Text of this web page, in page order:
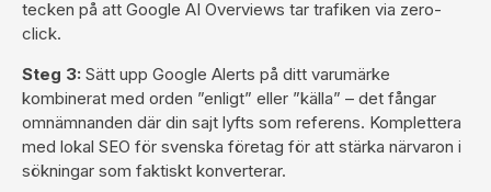
tecken på att Google AI Overviews tar trafiken via zero-
click.
Steg 3: Sätt upp Google Alerts på ditt varumärke
kombinerat med orden ”enligt” eller ”källa” – det fångar
omnämnanden där din sajt lyfts som referens. Komplettera
med lokal SEO för svenska företag för att stärka närvaron i
sökningar som faktiskt konverterar.